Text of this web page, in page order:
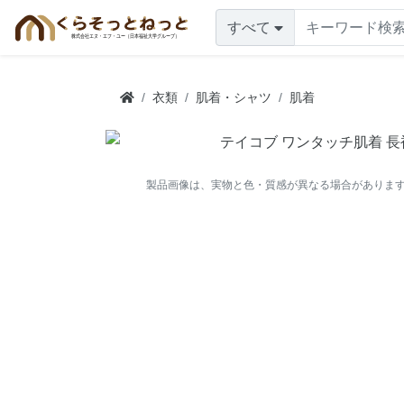
すべて
衣類 肌着・シャツ 肌着
製品画像は、実物と色・質感が異なる場合がありま